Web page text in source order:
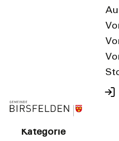
Kategorie